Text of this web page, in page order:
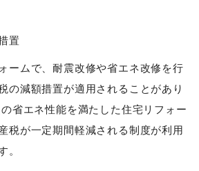
置
ームで、耐震改修や省エネ改修を行
の減額措置が適用されることがあり
省エネ性能を満たした住宅リフォー
税が一定期間軽減される制度が利用
。